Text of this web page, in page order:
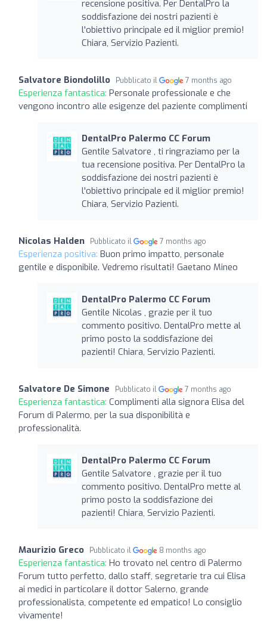
recensione positiva. Per DentalPro la
soddisfazione dei nostri pazienti è
l'obiettivo principale ed il miglior premio!
Chiara, Servizio Pazienti.
Salvatore Biondolillo Pubblicato il 7 months ago
Esperienza fantastica: Personale professionale e che
vengono incontro alle esigenze del paziente complimenti
DentalPro Palermo CC Forum
Gentile Salvatore , ti ringraziamo per la
tua recensione positiva. Per DentalPro la
soddisfazione dei nostri pazienti è
l'obiettivo principale ed il miglior premio!
Chiara, Servizio Pazienti.
Nicolas Halden Pubblicato il 7 months ago
Esperienza positiva: Buon primo impatto, personale
gentile e disponibile. Vedremo risultati! Gaetano Mineo
DentalPro Palermo CC Forum
Gentile Nicolas , grazie per il tuo
commento positivo. DentalPro mette al
primo posto la soddisfazione dei
pazienti! Chiara, Servizio Pazienti.
Salvatore De Simone Pubblicato il 7 months ago
Esperienza fantastica: Complimenti alla signora Elisa del
Forum di Palermo, per la sua disponibilità e
professionalità.
DentalPro Palermo CC Forum
Gentile Salvatore , grazie per il tuo
commento positivo. DentalPro mette al
primo posto la soddisfazione dei
pazienti! Chiara, Servizio Pazienti.
Maurizio Greco Pubblicato il 8 months ago
Esperienza fantastica: Ho trovato nel centro di Palermo
Forum tutto perfetto, dallo staff, segretarie tra cui Elisa
ai medici in particolare il dottor Salerno, grande
professionalista, competente ed empatico! Lo consiglio
vivamente!